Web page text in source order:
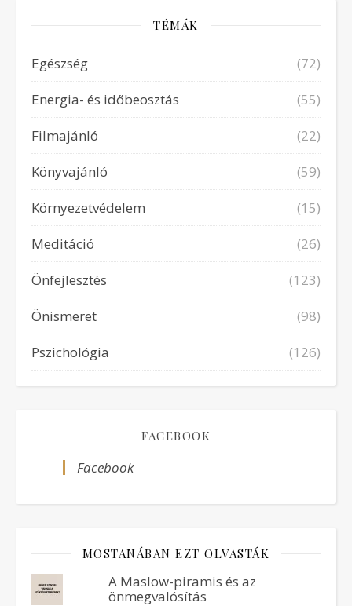
TÉMÁK
Egészség
(72)
Energia- és időbeosztás
(55)
Filmajánló
(22)
Könyvajánló
(59)
Környezetvédelem
(15)
Meditáció
(26)
Önfejlesztés
(123)
Önismeret
(98)
Pszichológia
(126)
FACEBOOK
Facebook
MOSTANÁBAN EZT OLVASTÁK
A Maslow-piramis és az
önmegvalósítás